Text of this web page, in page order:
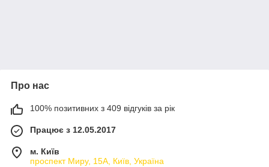
Про нас
100% позитивних з 409 відгуків за рік
Працює з 12.05.2017
м. Київ
проспект Миру, 15А, Київ, Україна